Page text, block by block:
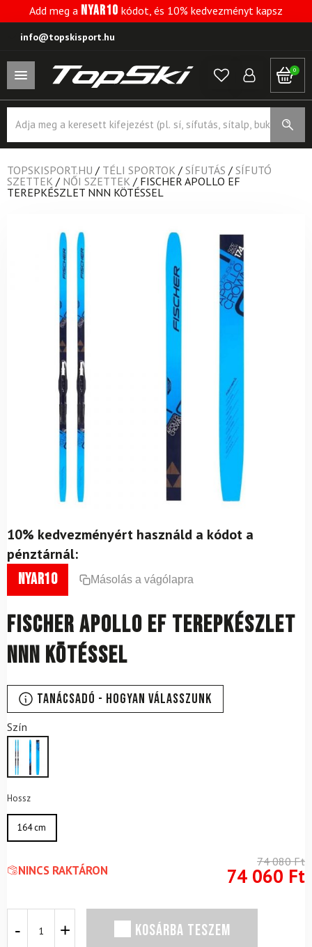
Add meg a NYAR10 kódot, és 10% kedvezményt kapsz
info@topskisport.hu
0
search
TOPSKISPORT.HU / TÉLI SPORTOK / SÍFUTÁS / SÍFUTÓ
SZETTEK / NŐI SZETTEK / FISCHER APOLLO EF
TEREPKÉSZLET NNN KÖTÉSSEL
10% kedvezményért használd a kódot a
pénztárnál:
nyar10 Másolás a vágólapra
FISCHER Apollo EF terepkészlet
NNN kötéssel
Tanácsadó - Hogyan válasszunk
Szín
Hossz
164 cm
NINCS RAKTÁRON
74 080Ft
74 060 Ft
Apollo
KOSÁRBA TESZEM